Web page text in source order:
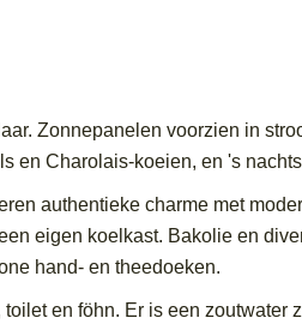
Zonnepanelen voorzien in
en Charolais-koeien, en 's
authentieke charme met
eigen koelkast. Bakolie en
hand- en theedoeken.
en föhn. Er is een zoutwater